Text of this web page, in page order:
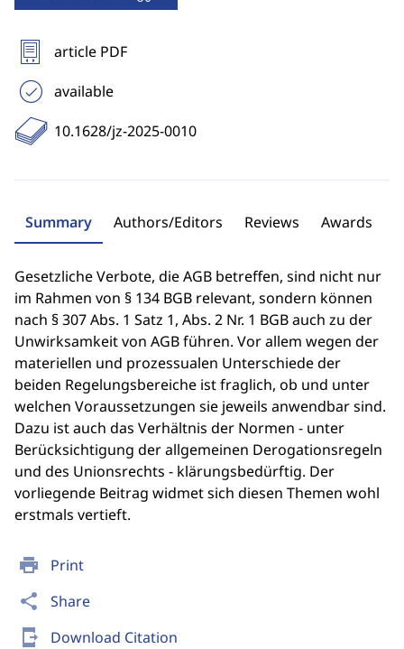
print Print
share Share
send_to_mobile Download Citation
article PDF
available
10.1628/jz-2025-0010
Summary Authors/Editors Reviews Awards
Gesetzliche Verbote, die AGB betreffen, sind nicht nur
im Rahmen von § 134 BGB relevant, sondern können
nach § 307 Abs. 1 Satz 1, Abs. 2 Nr. 1 BGB auch zu der
Unwirksamkeit von AGB führen. Vor allem wegen der
materiellen und prozessualen Unterschiede der
beiden Regelungsbereiche ist fraglich, ob und unter
welchen Voraussetzungen sie jeweils anwendbar sind.
Dazu ist auch das Verhältnis der Normen - unter
Berücksichtigung der allgemeinen Derogationsregeln
und des Unionsrechts - klärungsbedürftig. Der
vorliegende Beitrag widmet sich diesen Themen wohl
erstmals vertieft.